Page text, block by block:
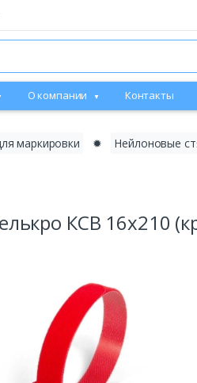
О компании Контакты
маркировки ✹ Нейлоновые
КСВ 16х210